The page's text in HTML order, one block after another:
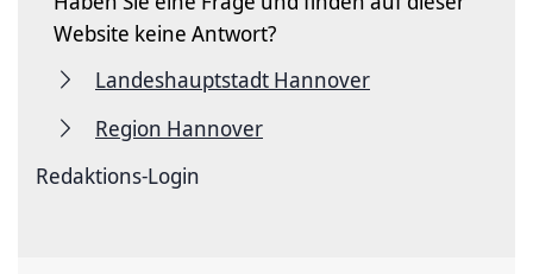
Website keine Antwort?
Landeshauptstadt Hannover
Region Hannover
Redaktions-Login